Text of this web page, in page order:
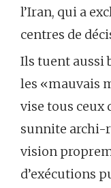
l’Iran, qui a
centres de
Ils tuent aussi
les «mauvais
vise tous ceux
sunnite archi-
vision
d’exécutions